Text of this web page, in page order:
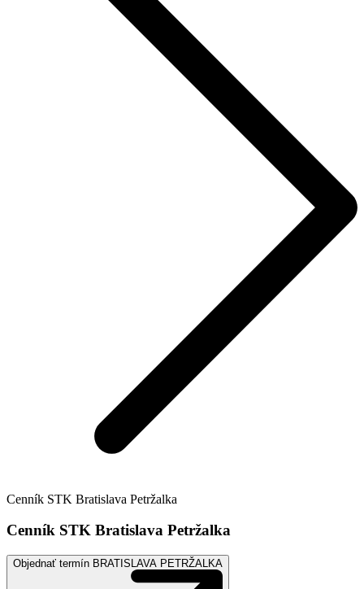
Cenník STK Bratislava Petržalka
Cenník STK Bratislava Petržalka
Objednať termín BRATISLAVA PETRŽALKA